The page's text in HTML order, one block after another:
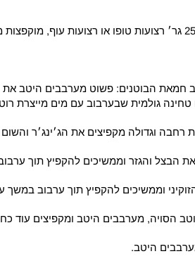
חמאת הבוטנים: פשוט מערבבים היטב את
גולמית שבערבוב עם מים מייצרת
רחבה וגדולה מקפיצים את הג׳ינג׳ר
והגזר וממשיכים להקפיץ תוך ערבוב מדי
וממשיכים להקפיץ תוך ערבוב במשך עוד 2
היטב.